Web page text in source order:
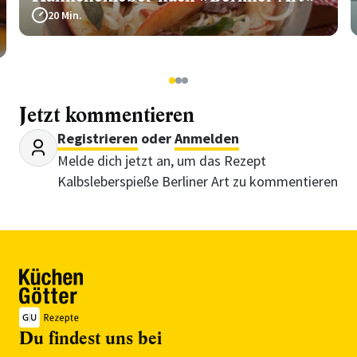
20 Min.
123
Jetzt kommentieren
Registrieren oderAnmelden
Melde dich jetzt an, um das Rezept
Kalbsleberspieße Berliner Art zu kommentieren
Du findest uns bei